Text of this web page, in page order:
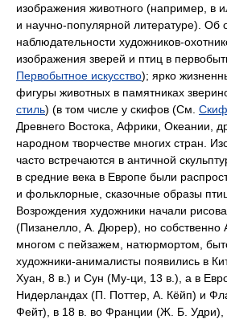
изображения животного (например, в
и научно-популярной литературе). Об
наблюдательности художников-
изображения зверей и птиц в
Первобытное искусство); ярко
фигуры животных в памятниках
стиль) (в том числе у скифов (См.
Древнего Востока, Африки, Океании,
народном творчестве многих стран.
часто встречаются в античной
в средние века в Европе были
и фольклорные, сказочные образы
Возрождения художники начали
(Пизанелло, А. Дюрер), но собственно
многом с пейзажем, натюрмортом,
художники-анималисты появились в
Хуан, 8 в.) и Сун (Му-ци, 13 в.), а в
Нидерландах (П. Поттер, А. Кёйп) и
Фейт), в 18 в. во Франции (Ж. Б. Удри),